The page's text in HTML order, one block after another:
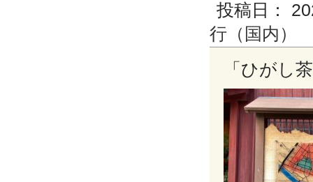
投稿日：
行（国内）
「ひがし